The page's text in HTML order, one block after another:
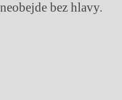
bez hlavy.